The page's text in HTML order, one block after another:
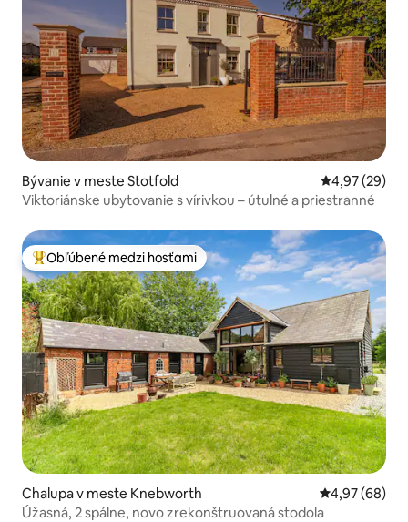
Bývanie v meste Stotfold Priemerné
4,97 (29)
Viktoriánske ubytovanie s vírivkou – útulné a priestranné
Najobľúbenejšie medzi hosťami
Obľúbené medzi hosťami
Chalupa v meste Knebworth Priemerné
4,97 (68)
Úžasná, 2 spálne, novo zrekonštruovaná stodola